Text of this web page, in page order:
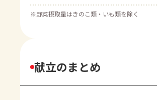
※野菜摂取量はきのこ類・いも類を除く
献立のまとめ